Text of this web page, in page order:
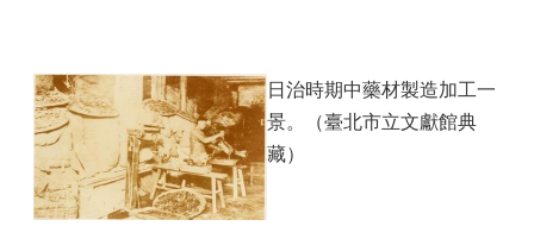
日治時期中藥材製造加工一
景。（臺北市立文獻館典
藏）